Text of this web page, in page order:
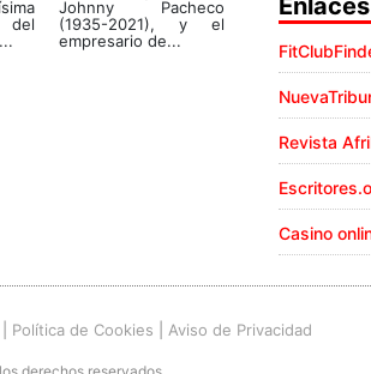
del
Johnny Pacheco
(1935-2021), y el
empresario de...
Revista
Casino
Política de Cookies Aviso de Privacidad